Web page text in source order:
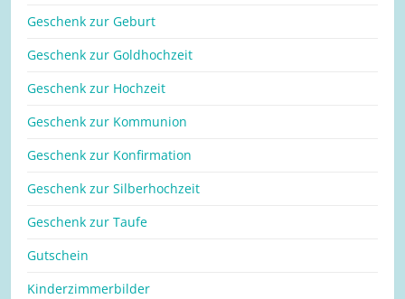
Geschenk zur Geburt
Geschenk zur Goldhochzeit
Geschenk zur Hochzeit
Geschenk zur Kommunion
Geschenk zur Konfirmation
Geschenk zur Silberhochzeit
Geschenk zur Taufe
Gutschein
Kinderzimmerbilder